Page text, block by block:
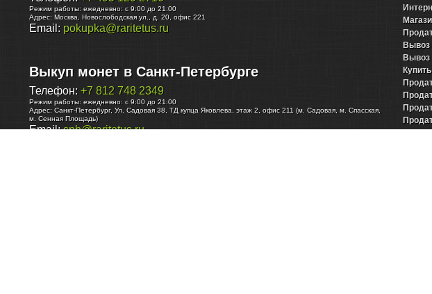
Режим работы: ежедневно: с 9:00 до 21:00
Адрес: Москва Новослободская ул., д. 20, офис 221
Email: pokupka@raritetus.ru
Выкуп монет в Санкт-Петербурге
Телефон: +7 812 748 2349
Режим работы: ежедневно: с 9:00 до 21:00
Адрес: Санкт-Петербург, Ул. Садовая 38, ТД купца Яковлева, этаж 2, офис 211 (м. Садовая, м. Спасская,
м. Сенная Площадь)
Email:spb@raritetus.ru
Вывоз
Вывоз